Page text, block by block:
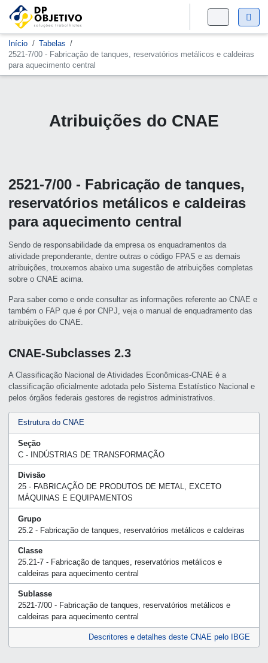
Início
Tabelas
2521-7/00 - Fabricação de tanques, reservatórios metálicos e caldeiras
para aquecimento central
Atribuições do CNAE
2521-7/00 - Fabricação de tanques,
reservatórios metálicos e caldeiras
para aquecimento central
Sendo de responsabilidade da empresa os enquadramentos da
atividade preponderante, dentre outras o código FPAS e as demais
atribuições, trouxemos abaixo uma sugestão de atribuições completas
sobre o CNAE acima.
Para saber como e onde consultar as informações referente ao CNAE e
também o FAP que é por CNPJ, veja o manual de enquadramento das
atribuições do CNAE.
CNAE-Subclasses 2.3
A Classificação Nacional de Atividades Econômicas-CNAE é a
classificação oficialmente adotada pelo Sistema Estatístico Nacional e
pelos órgãos federais gestores de registros administrativos.
Estrutura do CNAE
Seção
C - INDÚSTRIAS DE TRANSFORMAÇÃO
Divisão
25 - FABRICAÇÃO DE PRODUTOS DE METAL, EXCETO
MÁQUINAS E EQUIPAMENTOS
Grupo
25.2 - Fabricação de tanques, reservatórios metálicos e caldeiras
Classe
25.21-7 - Fabricação de tanques, reservatórios metálicos e
caldeiras para aquecimento central
Sublasse
2521-7/00 - Fabricação de tanques, reservatórios metálicos e
caldeiras para aquecimento central
Descritores e detalhes deste CNAE pelo IBGE